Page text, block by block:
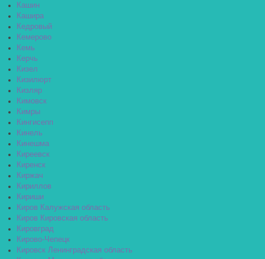
Кашин
Кашира
Кедровый
Кемерово
Кемь
Керчь
Кизел
Кизилюрт
Кизляр
Кимовск
Кимры
Кингисепп
Кинель
Кинешма
Киреевск
Киренск
Киржач
Кириллов
Кириши
Киров Калужская область
Киров Кировская область
Кировград
Кирово-Чепецк
Кировск Ленинградская область